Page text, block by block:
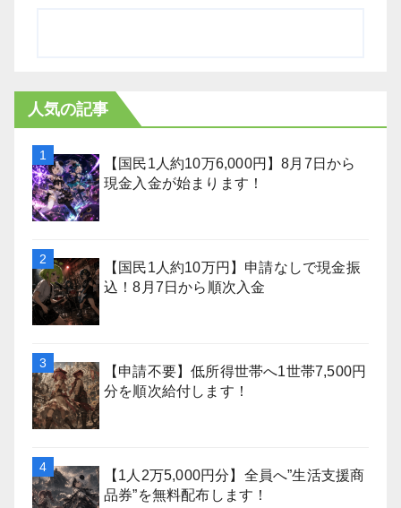
人気の記事
【国民1人約10万6,000円】8月7日から
現金入金が始まります！
【国民1人約10万円】申請なしで現金振
込！8月7日から順次入金
【申請不要】低所得世帯へ1世帯7,500円
分を順次給付します！
【1人2万5,000円分】全員へ”生活支援商
品券”を無料配布します！